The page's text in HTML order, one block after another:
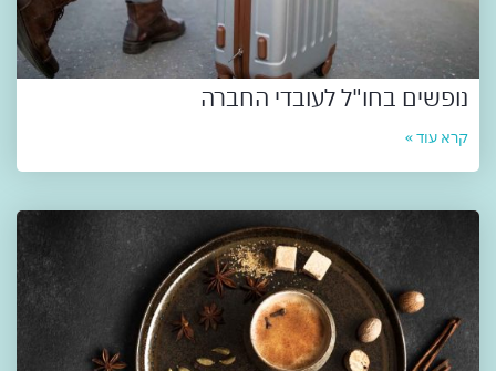
נופשים בחו"ל לעובדי החברה
קרא עוד »